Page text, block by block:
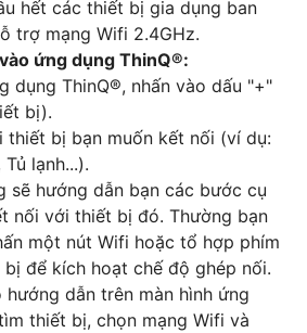
hết các thiết bị gia dụng ban
trợ mạng Wifi 2.4GHz.
ứng dụng ThinQ®:
dụng ThinQ®, nhấn vào dấu "+"
bị).
thiết bị bạn muốn kết nối (ví dụ:
lạnh...).
sẽ hướng dẫn bạn các bước cụ
nối với thiết bị đó. Thường bạn
một nút Wifi hoặc tổ hợp phím
để kích hoạt chế độ ghép nối.
hướng dẫn trên màn hình ứng
thiết bị, chọn mạng Wifi và